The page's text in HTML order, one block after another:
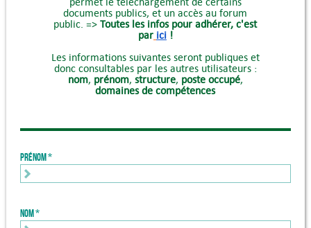
documents publics, et un accès au forum
public. =>Toutes les infos pour adhérer, c'est
par ici !
Les informations suivantes seront publiques et
donc consultables par les autres utilisateurs :
nom, prénom, structure, poste occupé,
domaines de compétences
Prénom
Nom